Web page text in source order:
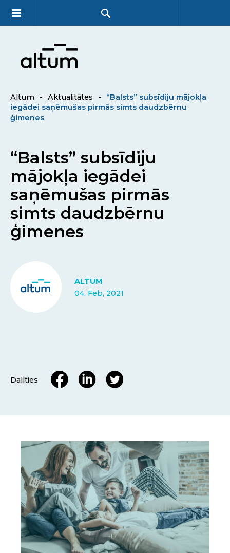
Altum - Aktualitātes -
“Balsts” subsīdiju mājokļa
iegādei saņēmušas pirmās simts daudzbērnu
ģimenes
“Balsts” subsīdiju
mājokļa iegādei
saņēmušas pirmās
simts daudzbērnu
ģimenes
ALTUM
04. Feb, 2021
Dalīties